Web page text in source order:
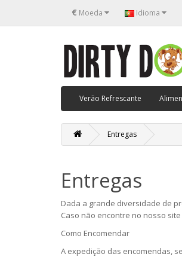
€ Moeda Idioma
Verão Refrescante
Entregas
Entregas
Dada a grande diversidade de
Caso não encontre no nosso
Como Encomendar
A expedição das encomendas,